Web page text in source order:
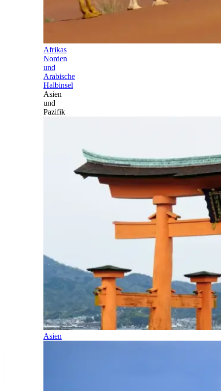
Afrikas
Norden
und
Arabische
Halbinsel
Asien
und
Pazifik
Asien